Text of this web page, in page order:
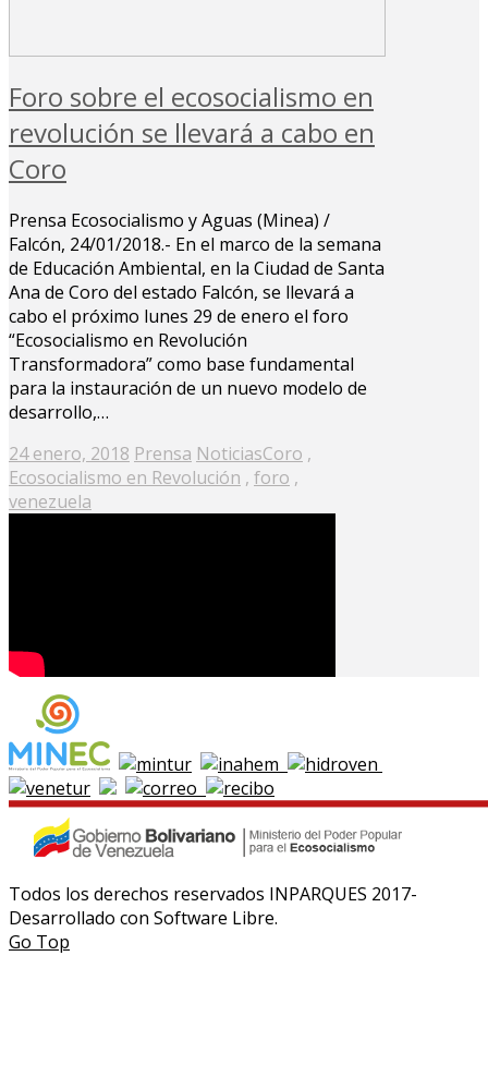
Foro sobre el ecosocialismo en
revolución se llevará a cabo en
Coro
Prensa Ecosocialismo y Aguas (Minea) /
Falcón, 24/01/2018.- En el marco de la semana
de Educación Ambiental, en la Ciudad de Santa
Ana de Coro del estado Falcón, se llevará a
cabo el próximo lunes 29 de enero el foro
“Ecosocialismo en Revolución
Transformadora” como base fundamental
para la instauración de un nuevo modelo de
desarrollo,…
Posted
on
24 enero, 2018 Prensa NoticiasCoro ,
Ecosocialismo en Revolución , foro ,
venezuela
Todos los derechos reservados INPARQUES 2017-
Desarrollado con Software Libre.
Go Top